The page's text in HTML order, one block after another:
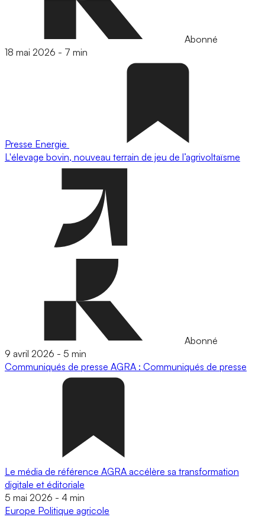
Abonné
18 mai 2026 - 7 min
Presse Energie
L'élevage bovin, nouveau terrain de jeu de l’agrivoltaïsme
Abonné
9 avril 2026 - 5 min
Communiqués de presse AGRA : Communiqués de presse
Le média de référence AGRA accélère sa transformation
digitale et éditoriale
5 mai 2026 - 4 min
Europe Politique agricole